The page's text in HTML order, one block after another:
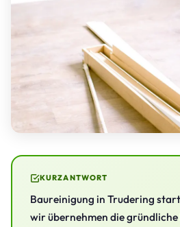
KURZANTWORT
Baureinigung in Trudering
wir übernehmen die